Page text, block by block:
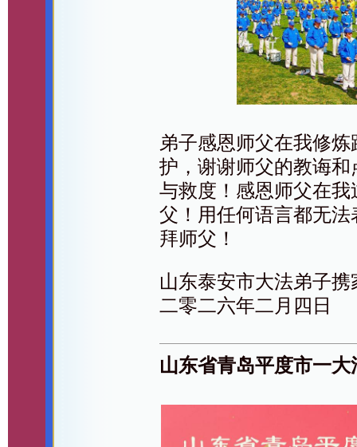
弟子感恩师父在我修
护，谢谢师父的教诲
与救度！感恩师父在
父！用任何语言都无
拜师父！
山东泰安市大法弟子携
二零二六年二月四日
山东省青岛平度市一